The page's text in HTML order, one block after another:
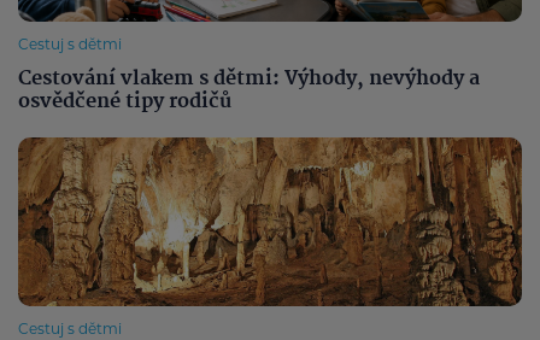
Cestuj s dětmi
Cestování vlakem s dětmi: Výhody, nevýhody a
osvědčené tipy rodičů
Cestuj s dětmi